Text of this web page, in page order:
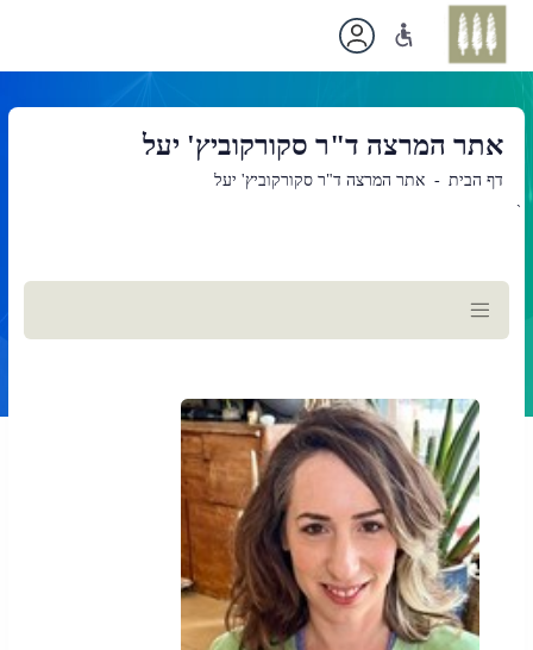
אתר המרצה ד"ר סקורקוביץ' יעל
דף הבית אתר המרצה ד"ר סקורקוביץ' יעל
`
תוכן
ראשי